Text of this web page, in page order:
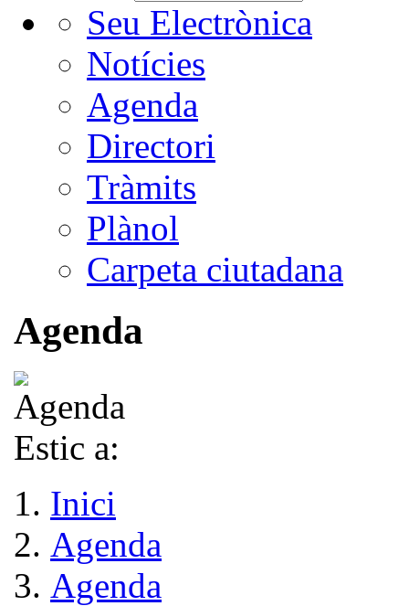
Seu Electrònica
Notícies
Agenda
Directori
Tràmits
Plànol
Carpeta ciutadana
Agenda
Estic a:
Inici
Agenda
Agenda